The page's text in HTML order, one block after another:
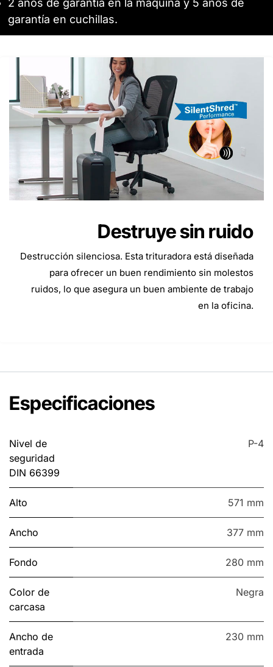
garantía en cuchillas.
Destruye sin ruido
Destrucción silenciosa. Esta trituradora está diseñada
para ofrecer un buen rendimiento sin molestos
ruidos, lo que asegura un buen ambiente de trabajo
en la oficina.
Especificaciones
Nivel de
seguridad
DIN 66399
P-4
Alto 571 mm
Ancho 377 mm
Fondo 280 mm
Color de
carcasa
Negra
Ancho de
entrada
230 mm